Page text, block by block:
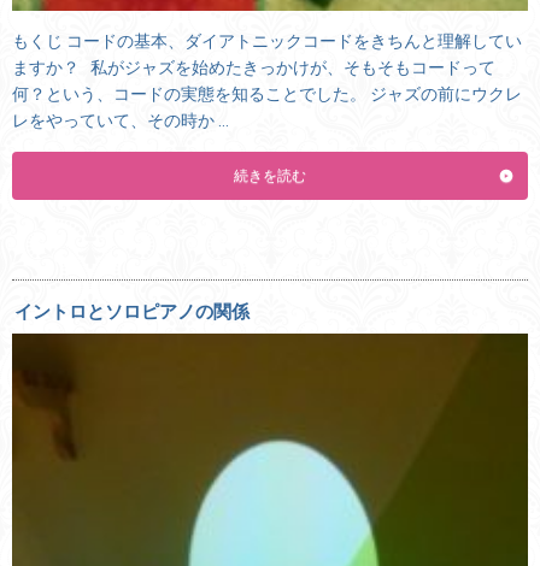
もくじ コードの基本、ダイアトニックコードをきちんと理解してい
ますか？ 私がジャズを始めたきっかけが、そもそもコードって
何？という、コードの実態を知ることでした。 ジャズの前にウクレ
レをやっていて、その時か …
続きを読む
イントロとソロピアノの関係